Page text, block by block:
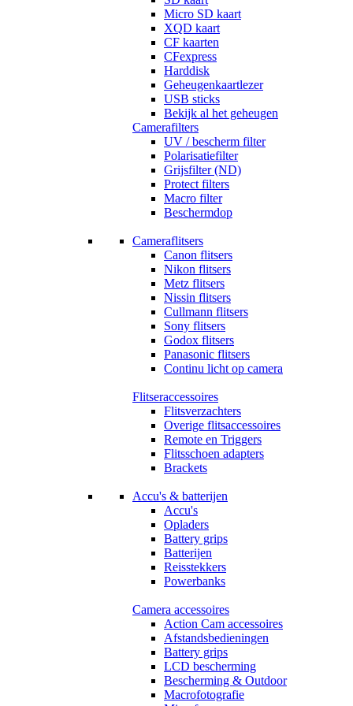
Micro SD kaart
XQD kaart
CF kaarten
CFexpress
Harddisk
Geheugenkaartlezer
USB sticks
Bekijk al het geheugen
Camerafilters
UV / bescherm filter
Polarisatiefilter
Grijsfilter (ND)
Protect filters
Macro filter
Beschermdop
Cameraflitsers
Canon flitsers
Nikon flitsers
Metz flitsers
Nissin flitsers
Cullmann flitsers
Sony flitsers
Godox flitsers
Panasonic flitsers
Continu licht op camera
Flitseraccessoires
Flitsverzachters
Overige flitsaccessoires
Remote en Triggers
Flitsschoen adapters
Brackets
Accu's & batterijen
Accu's
Opladers
Battery grips
Batterijen
Reisstekkers
Powerbanks
Camera accessoires
Action Cam accessoires
Afstandsbedieningen
Battery grips
LCD bescherming
Bescherming & Outdoor
Macrofotografie